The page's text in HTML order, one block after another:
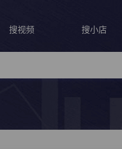
搜视频 搜小店